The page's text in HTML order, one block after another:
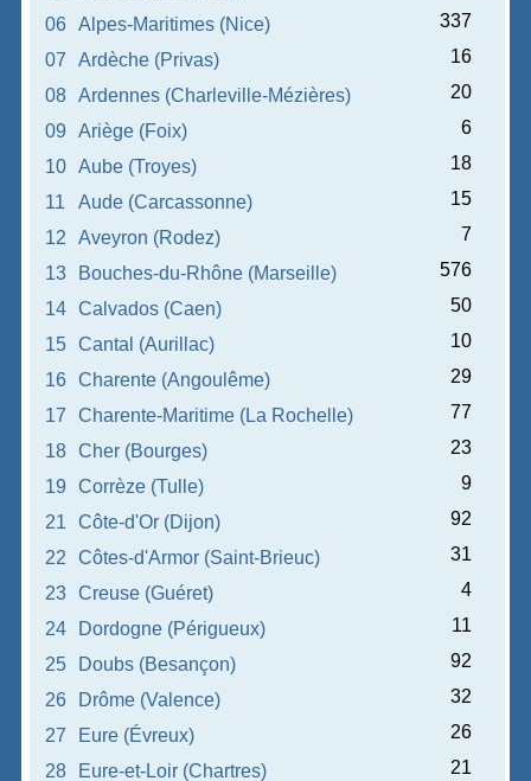
06
Alpes-Maritimes (Nice)
337
07
Ardèche (Privas)
16
08
Ardennes (Charleville-Mézières)
20
09
Ariège (Foix)
6
10
Aube (Troyes)
18
11
Aude (Carcassonne)
15
12
Aveyron (Rodez)
7
13
Bouches-du-Rhône (Marseille)
576
14
Calvados (Caen)
50
15
Cantal (Aurillac)
10
16
Charente (Angoulême)
29
17
Charente-Maritime (La Rochelle)
77
18
Cher (Bourges)
23
19
Corrèze (Tulle)
9
21
Côte-d'Or (Dijon)
92
22
Côtes-d'Armor (Saint-Brieuc)
31
23
Creuse (Guéret)
4
24
Dordogne (Périgueux)
11
25
Doubs (Besançon)
92
26
Drôme (Valence)
32
27
Eure (Évreux)
26
28
Eure-et-Loir (Chartres) 21